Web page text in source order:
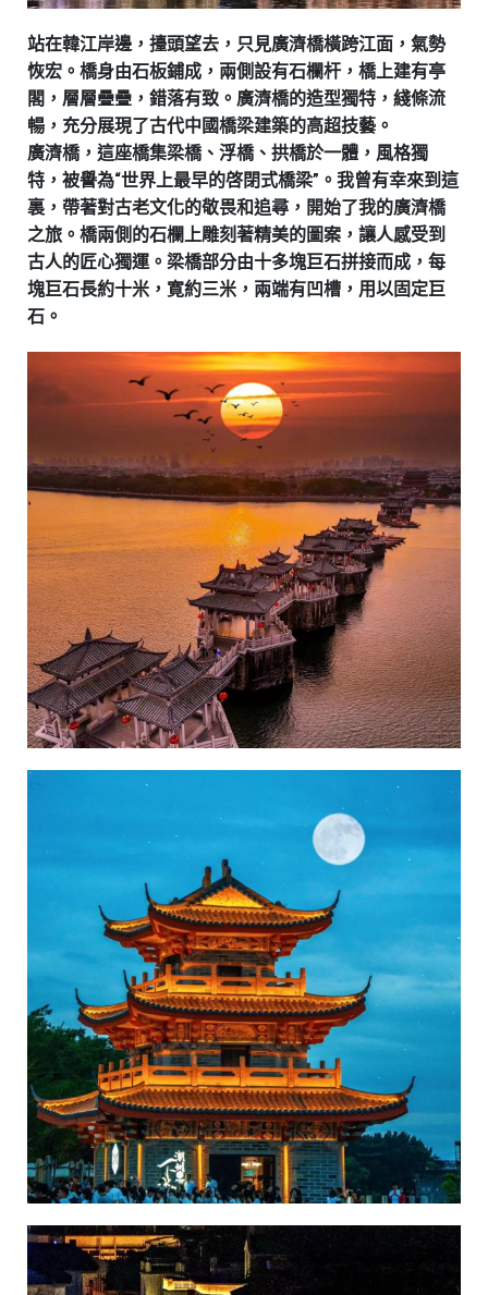
站在韓江岸邊，擡頭望去，只見廣濟橋橫跨江面，氣勢
恢宏。橋身由石板鋪成，兩側設有石欄杆，橋上建有亭
閣，層層疊疊，錯落有致。廣濟橋的造型獨特，綫條流
暢，充分展現了古代中國橋梁建築的高超技藝。
廣濟橋，這座橋集梁橋、浮橋、拱橋於一體，風格獨
特，被譽為“世界上最早的啓閉式橋梁”。我曾有幸來到這
裏，帶著對古老文化的敬畏和追尋，開始了我的廣濟橋
之旅。橋兩側的石欄上雕刻著精美的圖案，讓人感受到
古人的匠心獨運。梁橋部分由十多塊巨石拼接而成，每
塊巨石長約十米，寛約三米，兩端有凹槽，用以固定巨
石。